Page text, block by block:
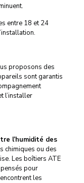
entre 18 et 24
proposons des
sont garantis
l’installer
l’humidité des
chimiques ou des
Les boîtiers ATE
pour
les